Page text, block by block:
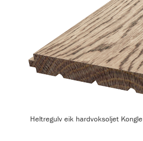
Heltregulv eik hardvoksoljet Kongle